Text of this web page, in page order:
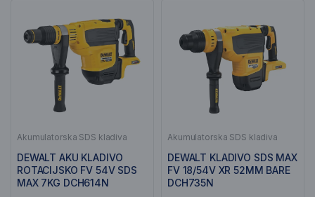
Akumulatorska SDS kladiva
DEWALT AKU KLADIVO
ROTACIJSKO FV 54V SDS
MAX 7KG DCH614N
Akumulatorska SDS kladiva
DEWALT KLADIVO SDS MAX
FV 18/54V XR 52MM BARE
DCH735N